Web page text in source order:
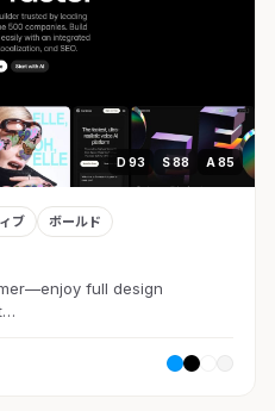
D 93 S 88 A 85
ブ ボールド
full design